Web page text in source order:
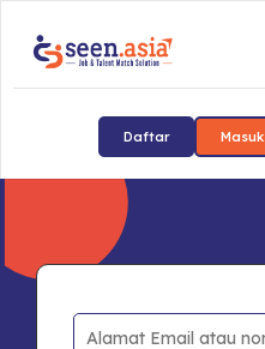
Daftar Masuk